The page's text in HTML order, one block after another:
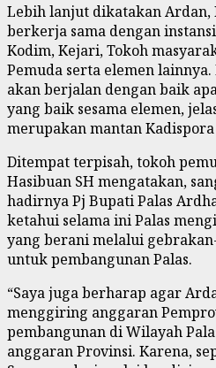
Lebih lanjut dikatakan Ardan,
berkerja sama dengan
Kodim, Kejari, Tokoh
Pemuda serta elemen
akan berjalan dengan baik
yang baik sesama elemen,
merupakan mantan
Ditempat terpisah, tokoh
Hasibuan SH mengatakan,
hadirnya Pj Bupati Palas
ketahui selama ini Palas
yang berani melalui
untuk pembangunan Palas.
“Saya juga berharap agar
menggiring anggaran
pembangunan di Wilayah
anggaran Provinsi. Karena,